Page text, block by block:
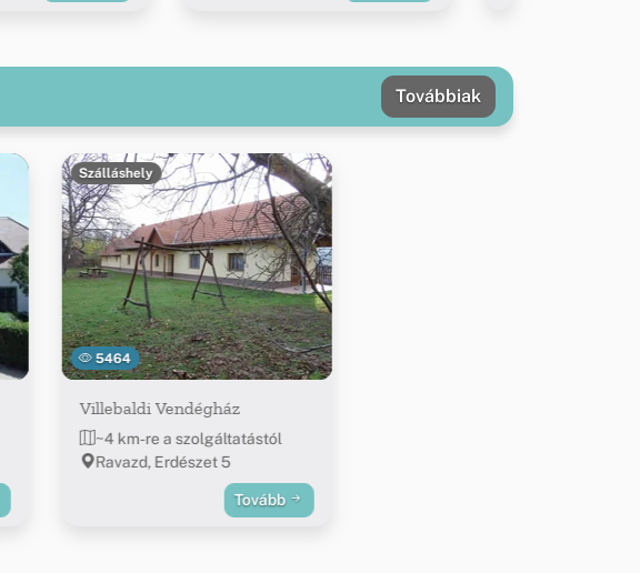
Továbbiak
5464
Szálláshely
Villebaldi Vendégház
~4 km-re a szolgáltatástól
Ravazd, Erdészet 5
Tovább